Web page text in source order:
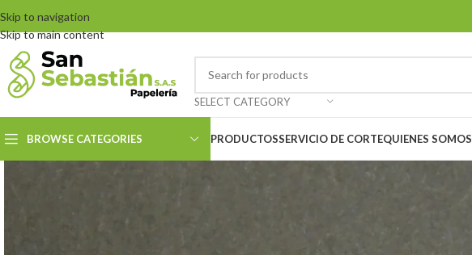
Skip to navigation
Skip to main content
SELECT CATEGORY
BROWSE CATEGORIES PRODUCTOSSERVICIO DE CORTEQUIENES SOMOS